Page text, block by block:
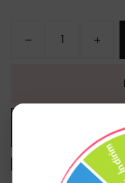
1500 TL üzeri